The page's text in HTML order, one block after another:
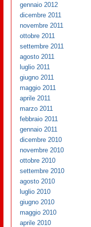
gennaio 2012
dicembre 2011
novembre 2011
ottobre 2011
settembre 2011
agosto 2011
luglio 2011
giugno 2011
maggio 2011
aprile 2011
marzo 2011
febbraio 2011
gennaio 2011
dicembre 2010
novembre 2010
ottobre 2010
settembre 2010
agosto 2010
luglio 2010
giugno 2010
maggio 2010
aprile 2010